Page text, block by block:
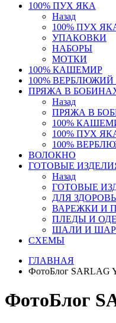
100% ПУХ ЯКА
Назад
100% ПУХ
УПАКОВКИ
НАБОРЫ
МОТКИ
100% КАШЕМИР
100%
ПРЯЖА В
Назад
ПРЯЖА В
100%
100% ПУХ
100%
ВОЛОКНО
ГОТОВЫЕ
Назад
ГОТОВЫЕ
ДЛЯ
ВАРЕЖКИ И
ПЛЕДЫ И
ШАЛИ И
СХЕМЫ
ГЛАВНАЯ
ФотоБлог SARLAG
ФотоБлог